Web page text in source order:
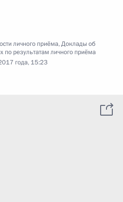
личного приёма,Доклады об
по результатам личного приёма
года, 15:23